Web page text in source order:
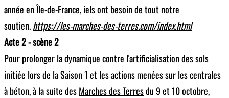
année en Île-de-France, iels ont besoin de tout notre
soutien.https://les-marches-des-terres.com/index.html
Acte 2 - scène 2
Pour prolongerla dynamique contre l'artificialisationdes sols
initiée lors de la Saison 1 et les actions menées sur les centrales
à béton, à la suite desMarches des Terresdu 9 et 10 octobre,